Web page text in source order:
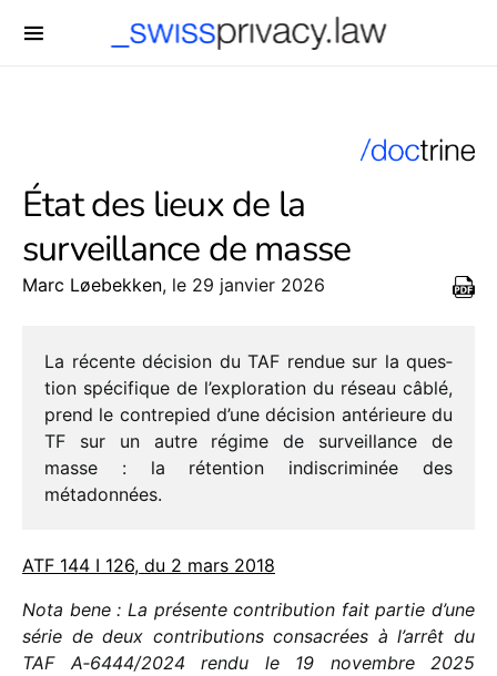
État des lieux de la
surveillance de masse
Marc Løebekken, le 29 janvier 2026
La récente déci­sion du TAF rendue sur la ques­
tion spéci­fique de l’exploration du réseau câblé,
prend le contre­pied d’une déci­sion anté­rieure du
TF sur un autre régime de surveillance de
masse : la réten­tion indis­cri­mi­née des
métadonnées.
ATF 144 I 126, du 2 mars 2018
Nota bene : La présente contri­bu­tion fait partie d’une
série de deux contri­bu­tions consa­crées à l’ar­rêt du
TAF A‑6444/​2024 rendu le 19 novembre 2025